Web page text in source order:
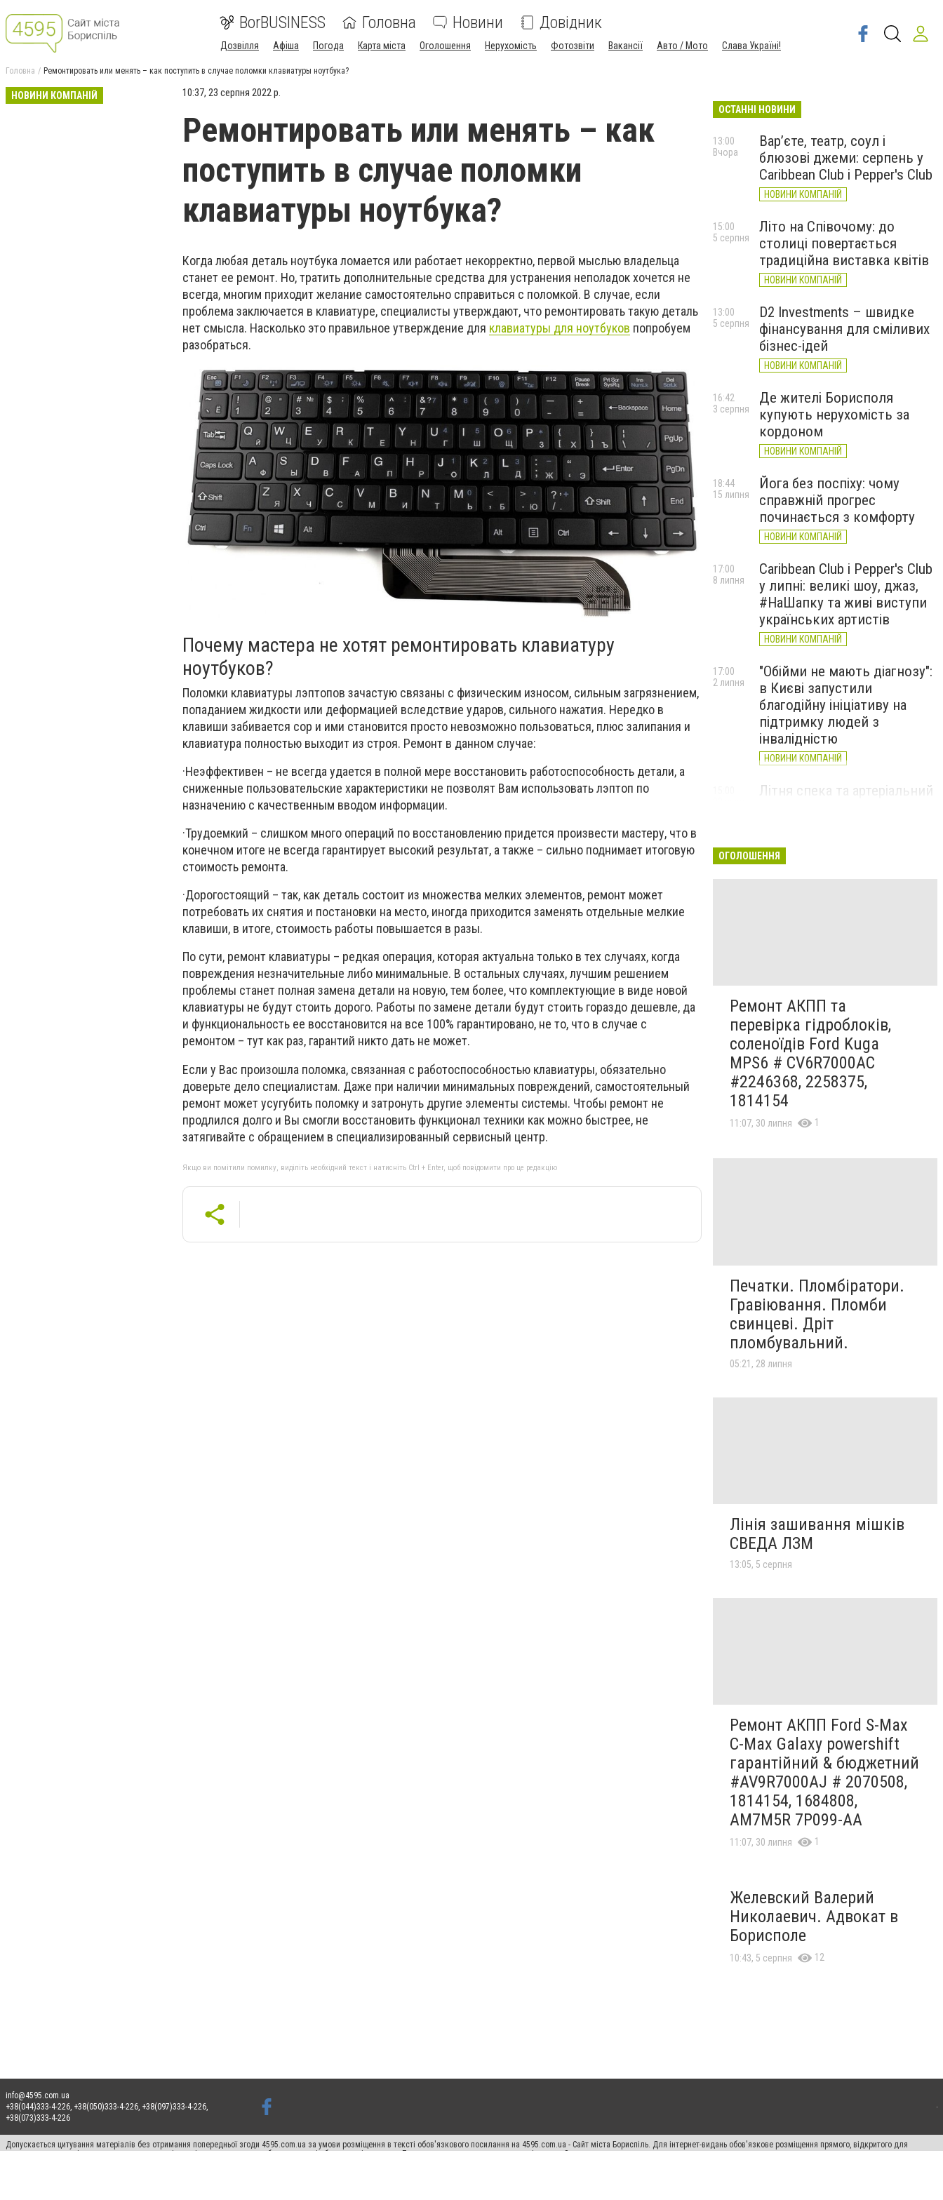
BorBUSINESS Головна Новини Довідник
Дозвілля Афіша Погода Карта міста Оголошення Нерухомість Фотозвіти Вакансії Авто / Мото Слава Україні!
Головна Ремонтировать или менять – как поступить в случае поломки клавиатуры ноутбука?
НОВИНИ КОМПАНІЙ 10:37, 23 серпня 2022 р.
Ремонтировать или менять – как
поступить в случае поломки
клавиатуры ноутбука?
Когда любая деталь ноутбука ломается или работает некорректно, первой мыслью владельца
станет ее ремонт. Но, тратить дополнительные средства для устранения неполадок хочется не
всегда, многим приходит желание самостоятельно справиться с поломкой. В случае, если
проблема заключается в клавиатуре, специалисты утверждают, что ремонтировать такую деталь
нет смысла. Насколько это правильное утверждение для клавиатуры для ноутбуков попробуем
разобраться.
Почему мастера не хотят ремонтировать клавиатуру
ноутбуков?
Поломки клавиатуры лэптопов зачастую связаны с физическим износом, сильным загрязнением,
попаданием жидкости или деформацией вследствие ударов, сильного нажатия. Нередко в
клавиши забивается сор и ими становится просто невозможно пользоваться, плюс залипания и
клавиатура полностью выходит из строя. Ремонт в данном случае:
·Неэффективен – не всегда удается в полной мере восстановить работоспособность детали, а
сниженные пользовательские характеристики не позволят Вам использовать лэптоп по
назначению с качественным вводом информации.
·Трудоемкий – слишком много операций по восстановлению придется произвести мастеру, что в
конечном итоге не всегда гарантирует высокий результат, а также – сильно поднимает итоговую
стоимость ремонта.
·Дорогостоящий – так, как деталь состоит из множества мелких элементов, ремонт может
потребовать их снятия и постановки на место, иногда приходится заменять отдельные мелкие
клавиши, в итоге, стоимость работы повышается в разы.
По сути, ремонт клавиатуры – редкая операция, которая актуальна только в тех случаях, когда
повреждения незначительные либо минимальные. В остальных случаях, лучшим решением
проблемы станет полная замена детали на новую, тем более, что комплектующие в виде новой
клавиатуры не будут стоить дорого. Работы по замене детали будут стоить гораздо дешевле, да
и функциональность ее восстановится на все 100% гарантировано, не то, что в случае с
ремонтом – тут как раз, гарантий никто дать не может.
Если у Вас произошла поломка, связанная с работоспособностью клавиатуры, обязательно
доверьте дело специалистам. Даже при наличии минимальных повреждений, самостоятельный
ремонт может усугубить поломку и затронуть другие элементы системы. Чтобы ремонт не
продлился долго и Вы смогли восстановить функционал техники как можно быстрее, не
затягивайте с обращением в специализированный сервисный центр.
Якщо ви помітили помилку, виділіть необхідний текст і натисніть Ctrl + Enter, щоб повідомити про це редакцію
ОСТАННІ НОВИНИ
Вар’єте, театр, соул і
блюзові джеми: серпень у
Caribbean Club і Pepper's Club
НОВИНИ КОМПАНІЙ
13:00
Вчора
Літо на Співочому: до
столиці повертається
традиційна виставка квітів
НОВИНИ КОМПАНІЙ
15:00
5 серпня
D2 Investments – швидке
фінансування для сміливих
бізнес-ідей
НОВИНИ КОМПАНІЙ
13:00
5 серпня
Де жителі Борисполя
купують нерухомість за
кордоном
НОВИНИ КОМПАНІЙ
16:42
3 серпня
Йога без поспіху: чому
справжній прогрес
починається з комфорту
НОВИНИ КОМПАНІЙ
18:44
15 липня
Caribbean Club і Pepper's Club
у липні: великі шоу, джаз,
#НаШапку та живі виступи
українських артистів
НОВИНИ КОМПАНІЙ
17:00
8 липня
"Обійми не мають діагнозу":
в Києві запустили
благодійну ініціативу на
підтримку людей з
інвалідністю
НОВИНИ КОМПАНІЙ
17:00
2 липня
Літня спека та артеріальний
ОГОЛОШЕННЯ
Ремонт АКПП та
перевірка гідроблоків,
соленоїдів Ford Kuga
MPS6 # CV6R7000AC
#2246368, 2258375,
1814154
11:07, 30 липня 1
Печатки. Пломбіратори.
Гравіювання. Пломби
свинцеві. Дріт
пломбувальний.
05:21, 28 липня
Лінія зашивання мішків
СВЕДА ЛЗМ
13:05, 5 серпня
Ремонт АКПП Ford S-Max
C-Max Galaxy powershift
гарантійний & бюджетний
#AV9R7000AJ # 2070508,
1814154, 1684808,
AM7M5R 7P099-AA
11:07, 30 липня 1
Желевский Валерий
Николаевич. Адвокат в
Борисполе
10:43, 5 серпня 12
info@4595.com.ua
+38(044)333-4-226, +38(050)333-4-226, +38(097)333-4-226,
+38(073)333-4-226
Допускається цитування матеріалів без отримання попередньої згоди 4595.com.ua за умови розміщення в тексті обов'язкового посилання на 4595.com.ua - Сайт міста Бориспіль. Для інтернет-видань обов'язкове розміщення прямого, відкритого для
пошукових систем гіперпосилання на цитовані статті не нижче другого абзацу в тексті або в якості джерела. Порушення виняткових прав переслідується Законом.